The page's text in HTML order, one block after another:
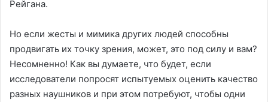
Рейгана.
Но если жесты и мимика других людей способны
продвигать их точку зрения, может, это под силу и вам?
Несомненно! Как вы думаете, что будет, если
исследователи попросят испытуемых оценить качество
разных наушников и при этом потребуют, чтобы одни